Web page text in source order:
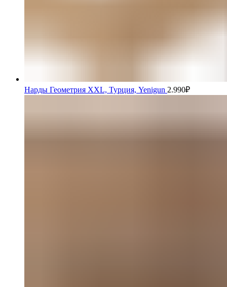
Нарды Геометрия XXL, Турция, Yenigun 2.990₽